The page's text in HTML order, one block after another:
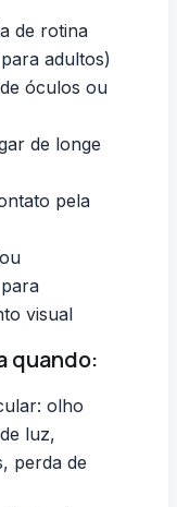
de rotina
adultos)
óculos ou
de longe
pela
visual
quando:
olho
luz,
perda de